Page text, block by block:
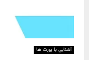
آشنایی با پورت ها